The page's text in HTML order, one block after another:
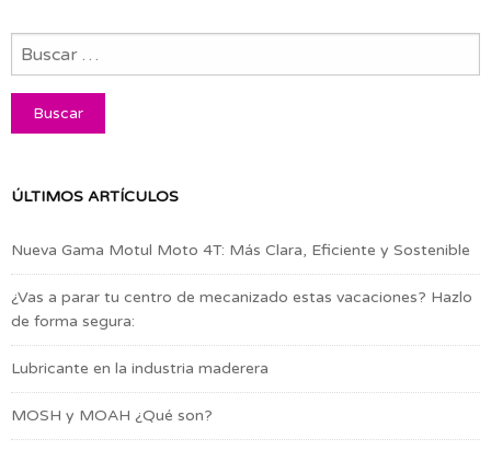
ÚLTIMOS ARTÍCULOS
Nueva Gama Motul Moto 4T: Más Clara, Eficiente y Sostenible
¿Vas a parar tu centro de mecanizado estas vacaciones? Hazlo
de forma segura:
Lubricante en la industria maderera
MOSH y MOAH ¿Qué son?